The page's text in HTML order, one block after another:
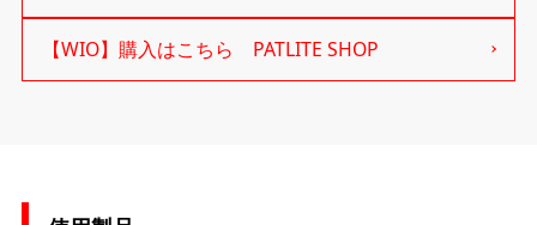
【WIO】購入はこちら PATLITE SHOP